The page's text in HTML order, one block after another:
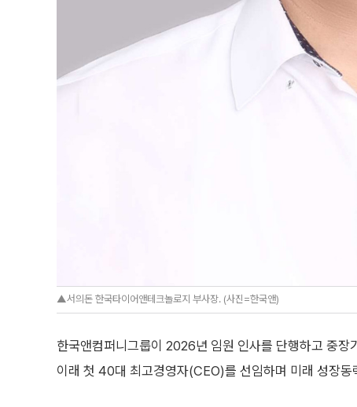
▲서의돈 한국타이어앤테크놀로지 부사장. (사진=한국앤)
한국앤컴퍼니그룹이 2026년 임원 인사를 단행하고 중
이래 첫 40대 최고경영자(CEO)를 선임하며 미래 성장